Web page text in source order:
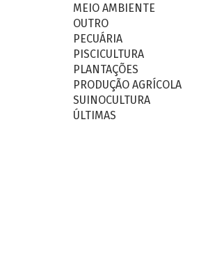
MEIO AMBIENTE
OUTRO
PECUÁRIA
PISCICULTURA
PLANTAÇÕES
PRODUÇÃO AGRÍCOLA
SUINOCULTURA
ÚLTIMAS